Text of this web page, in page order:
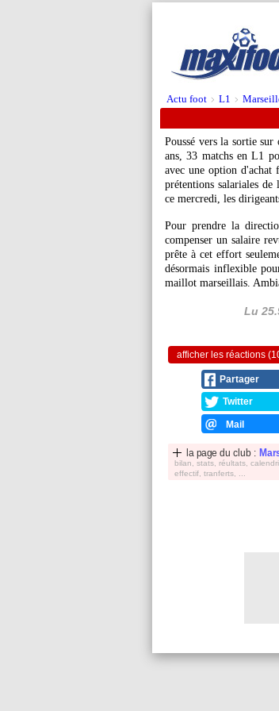
Actu foot > L1 >
Poussé vers la sortie
ans, 33 matchs en L1
avec une option d'achat
prétentions salariales
ce mercredi, les
Pour prendre la
compenser un salaire
prête à cet effort
désormais inflexible
maillot marseillais.
Lu
afficher les réactions
Partager
Twitter
Mail
la page du club :
bilan, stats, réultats,
effectif, tranferts, ...